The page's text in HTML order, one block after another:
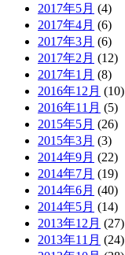
2017年5月 (4)
2017年4月 (6)
2017年3月 (6)
2017年2月 (12)
2017年1月 (8)
2016年12月 (10)
2016年11月 (5)
2015年5月 (26)
2015年3月 (3)
2014年9月 (22)
2014年7月 (19)
2014年6月 (40)
2014年5月 (14)
2013年12月 (27)
2013年11月 (24)